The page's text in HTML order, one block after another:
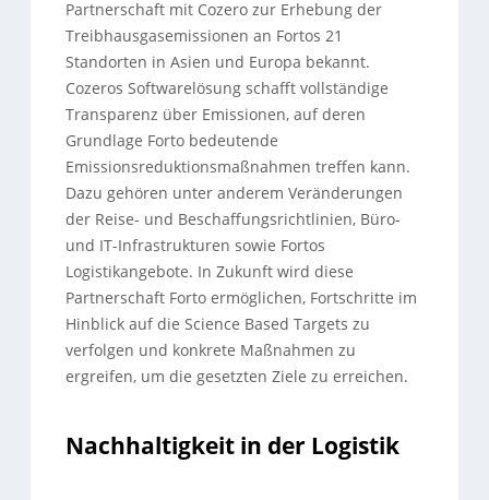
Partnerschaft mit Cozero zur Erhebung der
Treibhausgasemissionen an Fortos 21
Standorten in Asien und Europa bekannt.
Cozeros Softwarelösung schafft vollständige
Transparenz über Emissionen, auf deren
Grundlage Forto bedeutende
Emissionsreduktionsmaßnahmen treffen kann.
Dazu gehören unter anderem Veränderungen
der Reise- und Beschaffungsrichtlinien, Büro-
und IT-Infrastrukturen sowie Fortos
Logistikangebote. In Zukunft wird diese
Partnerschaft Forto ermöglichen, Fortschritte im
Hinblick auf die Science Based Targets zu
verfolgen und konkrete Maßnahmen zu
ergreifen, um die gesetzten Ziele zu erreichen.
Nachhaltigkeit in der Logistik